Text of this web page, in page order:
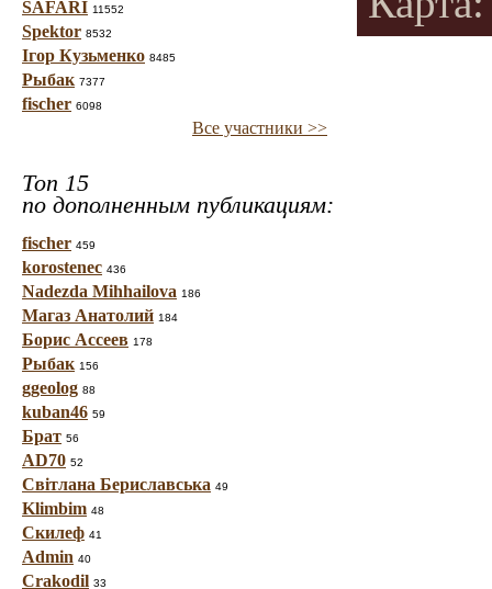
SAFARI 11552
Spektor 8532
Ігор Кузьменко 8485
Рыбак 7377
fischer 6098
Все участники >>
Топ 15
по дополненным публикациям:
fischer 459
korostenec 436
Nadezda Mihhailova 186
Магаз Анатолий 184
Борис Ассеев 178
Рыбак 156
ggeolog 88
kuban46 59
Брат 56
AD70 52
Світлана Бериславська 49
Klimbim 48
Скилеф 41
Admin 40
Crakodil 33